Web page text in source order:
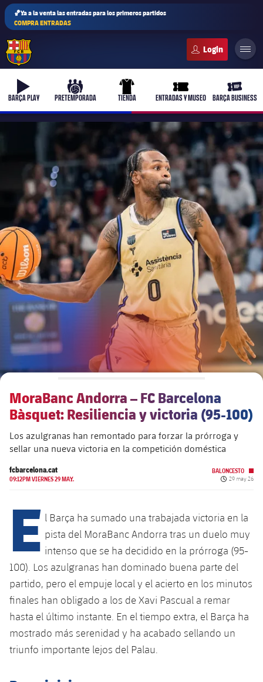
🏀Ya a la venta las entradas para los primeros partidos
COMPRA ENTRADAS
b-play
BARÇA PLAY
culers-ball
PRETEMPORADA
uniform
TIENDA
ticket-full
ENTRADAS Y MUSEO
ticket-
BARÇA BUSINESS
plusicon
más
Junta Directiva
Estructura ejecutiva
chevron-right
label.aria.chevronright
Órganos
Documents
Comisiones y órganos
plusicon
más
Barça Academy
Más que un club
Masia 360
La Masia
plusicon
más
Década a década
Centro de documentación
plusicon
más
Instalaciones
Spotify Camp Nou
MoraBanc Andorra – FC Barcelona
Bàsquet: Resiliencia y victoria (95-100)
Los azulgranas han remontado para forzar la prórroga y
sellar una nueva victoria en la competición doméstica
fcbarcelona.cat
09:12PM VIERNES 29 MAY.
BALONCESTO
Fecha de
29 may 26
E l Barça ha sumado una trabajada victoria en la
pista del MoraBanc Andorra tras un duelo muy
intenso que se ha decidido en la prórroga (95-
100). Los azulgranas han dominado buena parte del
partido, pero el empuje local y el acierto en los minutos
finales han obligado a los de Xavi Pascual a remar
hasta el último instante. En el tiempo extra, el Barça ha
mostrado más serenidad y ha acabado sellando un
triunfo importante lejos del Palau.